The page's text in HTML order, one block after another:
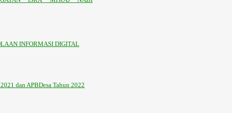
INFORMASI DIGITAL
dan APBDesa Tahun 2022